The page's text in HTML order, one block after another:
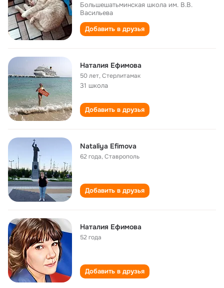
Большешатьминская школа им. В.В.
Васильева
Добавить в друзья
Наталия Ефимова
50 лет,Стерлитамак
31 школа
Добавить в друзья
Nataliya Efimova
62 года,Ставрополь
Добавить в друзья
Наталия Ефимова
52 года
Добавить в друзья